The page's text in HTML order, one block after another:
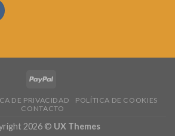
DE PRIVACIDAD
POLÍTICA DE COOKIES
CONTACTO
2026 © UX Themes